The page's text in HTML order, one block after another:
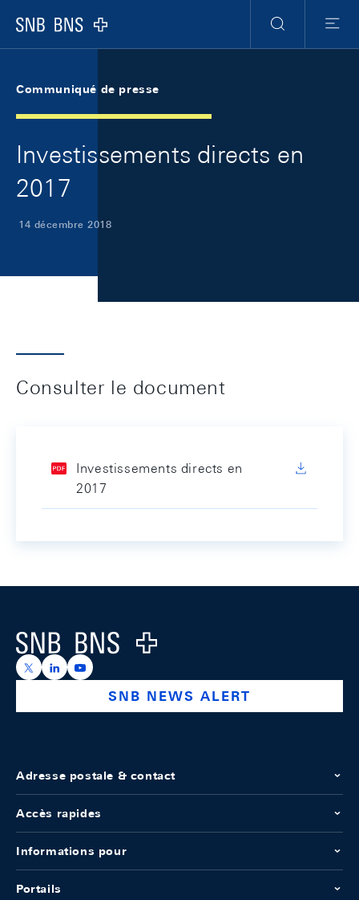
Logo
RechercheMenu
Communiqué de presse
Investissements directs en
2017
14 décembre 2018
Consulter le document
Investissements directs en
2017
Logo
https://x.com/snb_bns
https://ch.linkedin.com/company/swiss-national-
https://www.youtube.com/@swissnationalbank
SNB NEWS ALERT
Adresse postale & contact
Accès rapides
Informations pour
Portails